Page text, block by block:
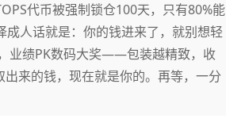
代币被强制锁仓100天，只有80%能
成人话就是：你的钱进来了，就别想轻
业绩PK数码大奖——包装越精致，收
来的钱，现在就是你的。再等，一分